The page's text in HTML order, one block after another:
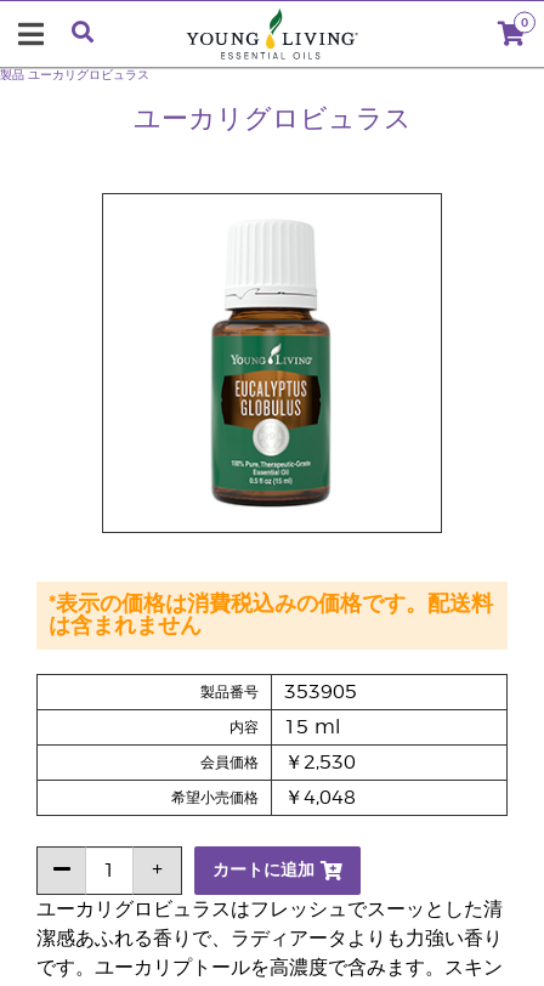
0
ユーカリグロビュラス
製品 ユーカリグロビュラス
ユーカリグロビュラスはフレッシュでスーッとした清
潔感あふれる香りで、ラディアータよりも力強い香り
です。ユーカリプトールを高濃度で含みます。スキン
製品番号 353905
内容 15 ml
会員価格 ￥2,530
希望小売価格 ￥4,048
カートに追加
*表示の価格は消費税込みの価格です。配送料
は含まれません